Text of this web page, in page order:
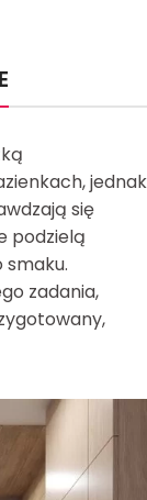
jednak
się
podzielą
zadania,